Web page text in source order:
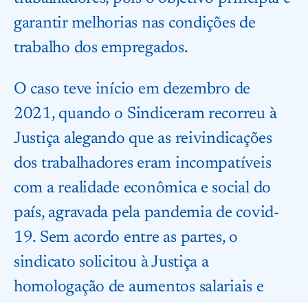
garantir melhorias nas condições de
trabalho dos empregados.
O caso teve início em dezembro de
2021, quando o Sindiceram recorreu à
Justiça alegando que as reivindicações
dos trabalhadores eram incompatíveis
com a realidade econômica e social do
país, agravada pela pandemia de covid-
19. Sem acordo entre as partes, o
sindicato solicitou à Justiça a
homologação de aumentos salariais e